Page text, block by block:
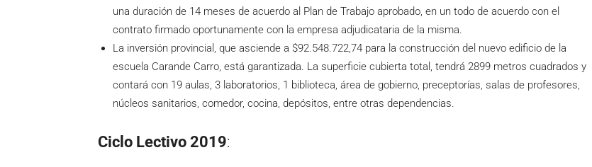
una duración de 14 meses de acuerdo al Plan de Trabajo aprobado, en un todo de acuerdo con el
contrato firmado oportunamente con la empresa adjudicataria de la misma.
La inversión provincial, que asciende a $92.548.722,74 para la construcción del nuevo edificio de la
escuela Carande Carro, está garantizada. La superficie cubierta total, tendrá 2899 metros cuadrados y
contará con 19 aulas, 3 laboratorios, 1 biblioteca, área de gobierno, preceptorías, salas de profesores,
núcleos sanitarios, comedor, cocina, depósitos, entre otras dependencias.
Ciclo Lectivo 2019: